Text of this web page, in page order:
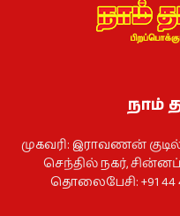
நாம்
முகவரி: இராவணன்
செந்தில் நகர்,
தொலைபேசி: +91 44